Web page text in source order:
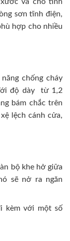
và cho tính
sơn tĩnh điện,
hợp cho nhiều
chống cháy
độ dày từ 1,2
bám chắc trên
lệch cánh cửa,
bộ khe hở giữa
sẽ nở ra ngăn
kèm với một số